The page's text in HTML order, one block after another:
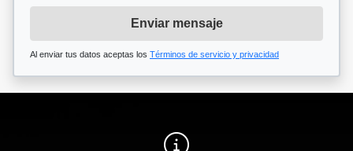
Enviar mensaje
Al enviar tus datos aceptas los Términos de servicio y privacidad